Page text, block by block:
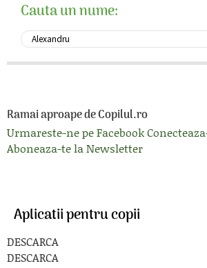
Cauta un nume:
Ramai aproape de Copilul.ro
Urmareste-ne pe Facebook
Aboneaza-te la Newsletter
Aplicatii pentru copii
DESCARCA
DESCARCA